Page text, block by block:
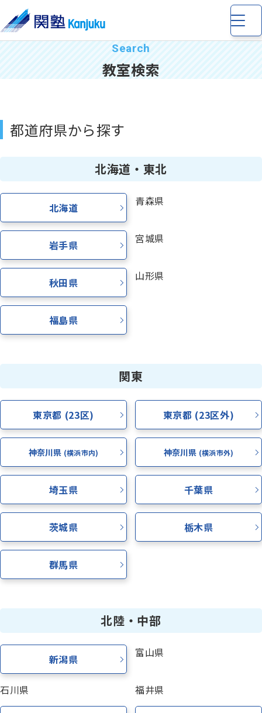
小学生の個別指導・少人数制指導
の個別指導・少人数制指導
高校生の個別指導
完全個別指導 Dr. 関塾
少人数制指導 関塾
関塾について
関塾コラム
お気軽にお問い合わせください！
無料体験授業
資料請求
お電話でのご相談はこちら
受付時間 7:00〜24:00(年中無休)
教室検索
都道府県から探す
北海道・東北
北海道 青森県
岩手県 宮城県
秋田県 山形県
福島県
関東
東京都 (23区) 東京都 (23区外)
神奈川県 (横浜市内) 神奈川県 (横浜市外)
埼玉県 千葉県
茨城県 栃木県
群馬県
北陸・中部
新潟県 富山県
石川県 福井県